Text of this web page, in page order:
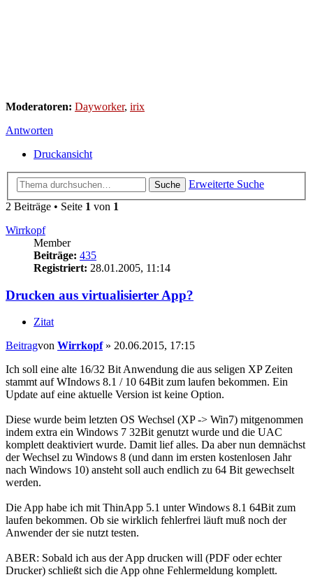
Moderatoren: Dayworker, irix
Antworten
Druckansicht
Suche
Erweiterte Suche
2 Beiträge • Seite 1 von 1
Wirrkopf
Member
Beiträge: 435
Registriert: 28.01.2005, 11:14
Drucken aus virtualisierter App?
Zitat
Beitragvon Wirrkopf» 20.06.2015, 17:15
Ich soll eine alte 16/32 Bit Anwendung die aus seligen XP Zeiten
stammt auf WIndows 8.1 / 10 64Bit zum laufen bekommen. Ein
Update auf eine aktuelle Version ist keine Option.
Diese wurde beim letzten OS Wechsel (XP -> Win7) mitgenommen
indem extra ein Windows 7 32Bit genutzt wurde und die UAC
komplett deaktiviert wurde. Damit lief alles. Da aber nun demnächst
der Wechsel zu Windows 8 (und dann im ersten kostenlosen Jahr
nach Windows 10) ansteht soll auch endlich zu 64 Bit gewechselt
werden.
Die App habe ich mit ThinApp 5.1 unter Windows 8.1 64Bit zum
laufen bekommen. Ob sie wirklich fehlerfrei läuft muß noch der
Anwender der sie nutzt testen.
ABER: Sobald ich aus der App drucken will (PDF oder echter
Drucker) schließt sich die App ohne Fehlermeldung komplett.